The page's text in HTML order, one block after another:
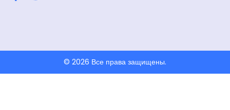
o
r
© 2026 Все права защищены.